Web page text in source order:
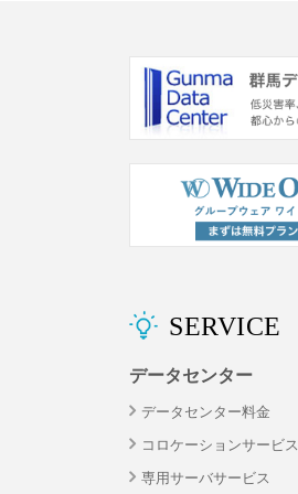
SERVICE
データセンター
データセンター料金
コロケーションサービス
専用サーバサービス